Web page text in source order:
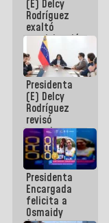
Panamericana
Sub-17
(E) Delcy
Rodríguez
exaltó
participación
de
Venezuela
en Juegos
Centroamericanos
y del Caribe
2026
Presidenta
(E) Delcy
Rodríguez
revisó
agenda
económica y
ejecución de
fondos de
emergencia
post-sismos
Presidenta
Encargada
felicita a
Osmaidy